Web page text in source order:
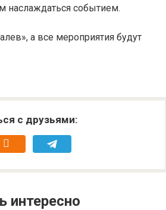
наслаждаться событием.
а все мероприятия будут
с друзьями: